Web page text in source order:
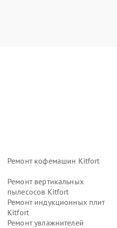
Ремонт кофемашин Kitfort
Ремонт вертикальных
пылесосов Kitfort
Ремонт индукционных плит
Kitfort
Ремонт увлажнителей